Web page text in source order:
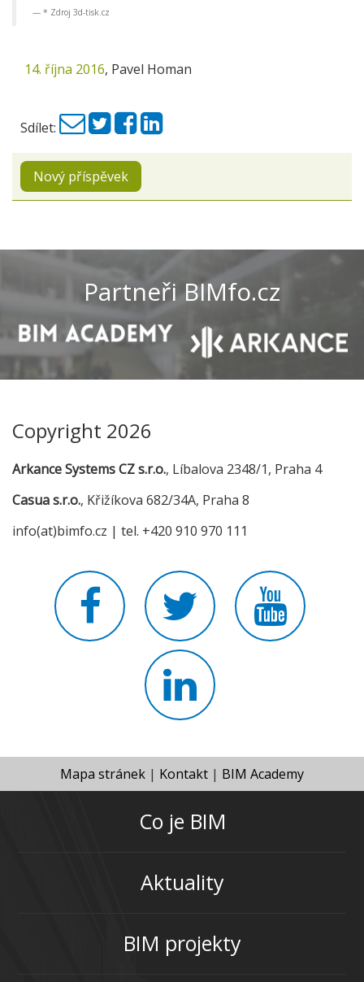
* Zdroj 3d-tisk.cz
14. října 2016, Pavel Homan
Sdílet:
Nový příspěvek
Partneři BIMfo.cz
Copyright 2026
Arkance Systems CZ s.r.o., Líbalova 2348/1, Praha 4
Casua s.r.o., Křižíkova 682/34A, Praha 8
info(at)bimfo.cz | tel. +420 910 970 111
Mapa stránek | Kontakt | BIM Academy
Co je BIM
Aktuality
BIM projekty